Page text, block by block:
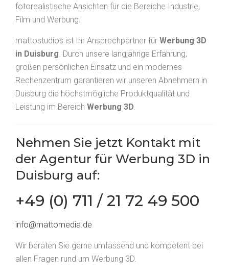
fotorealistische Ansichten für die Bereiche Industrie,
Film und Werbung.
mattostudios ist Ihr Ansprechpartner für Werbung 3D
in Duisburg. Durch unsere langjährige Erfahrung,
großen persönlichen Einsatz und ein modernes
Rechenzentrum garantieren wir unseren Abnehmern in
Duisburg die höchstmögliche Produktqualität und
Leistung im Bereich Werbung 3D.
Nehmen Sie jetzt Kontakt mit
der Agentur für Werbung 3D in
Duisburg auf:
+49 (0) 711 / 21 72 49 500
info@mattomedia.de
Wir beraten Sie gerne umfassend und kompetent bei
allen Fragen rund um Werbung 3D.